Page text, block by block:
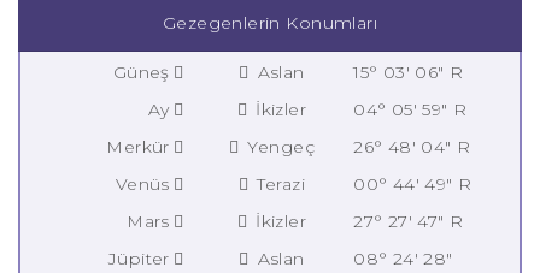
Gezegenlerin Konumları
Güneş Aslan
15° 03' 06" R
Ay
İkizler
04° 05' 59" R
Merkür
Yengeç
26° 48' 04" R
Venüs
Terazi
00° 44' 49" R
Mars
İkizler
27° 27' 47" R
Jüpiter
Aslan
08° 24' 28"